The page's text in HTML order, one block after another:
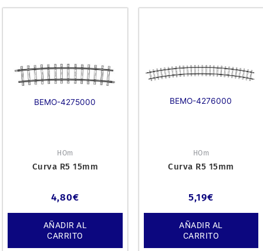
BEMO-4275000
HOm
Curva R5 15mm
4,80€
AÑADIR AL
CARRITO
BEMO-4276000
HOm
Curva R5 15mm
5,19€
AÑADIR AL
CARRITO